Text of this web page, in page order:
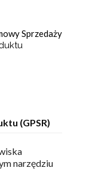
Sprzedaży
(GPSR)
narzędziu